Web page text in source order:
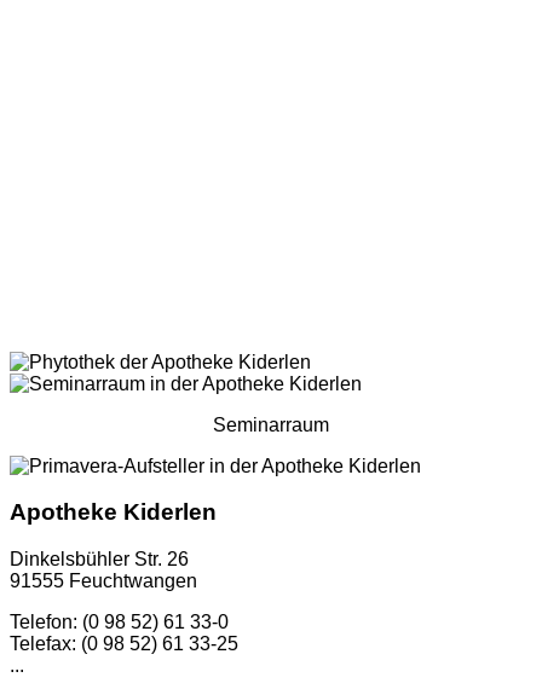
Seminarraum
Apotheke Kiderlen
Dinkelsbühler Str. 26
91555 Feuchtwangen
Telefon: (0 98 52) 61 33-0
Telefax: (0 98 52) 61 33-25
...